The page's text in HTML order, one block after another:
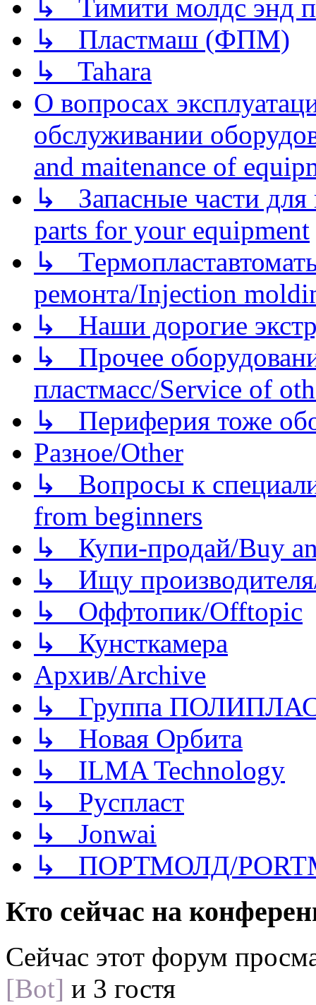
↳ Тимити молдс энд
↳ Пластмаш (ФПМ)
↳ Tahara
О вопросах
обслуживании
and maitenance of
↳ Запасные части для
parts for your equipment
↳
ремонта/Injection
↳ Наши дорогие
↳ Прочее
пластмасс/Service of
↳ Периферия тоже
Разное/Other
↳ Вопросы к
from beginners
↳ Купи-продай/Buy
↳ Ищу
↳ Оффтопик/Offtopic
↳ Кунсткамера
Архив/Archive
↳ Группа
↳ Новая Орбита
↳ ILMA Technology
↳ Руспласт
↳ Jonwai
↳ ПОРТМОЛД/
Кто сейчас на
Сейчас этот форум
[Bot] и 3 гостя